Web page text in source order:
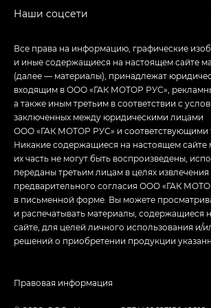
Джи Эс — GS, Джи Эль с
Все права на информацию, графические
и иные содержащиеся на настоящем сайте
(далее — материалы), принадлежат
входящим в ООО «ГАК МОТОР РУС»,
а также иным третьим в соответствии с
заключенных между юридическими лицами
ООО «ГАК МОТОР РУС» и соответствующими
Никакие содержащиеся на настоящем сайте
их часть не могут быть воспроизведены,
переданы третьим лицам в целях
предварительного согласия ООО «ГАК
в письменной форме. Вы можете
и распечатывать материалы, содержащиеся
сайте, для целей личного использования и/
решений о приобретении продукции
Правовая информация